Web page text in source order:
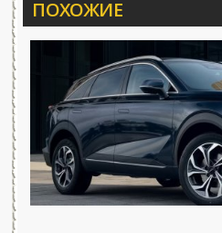
ПОХОЖИЕ
Вечерние баталии